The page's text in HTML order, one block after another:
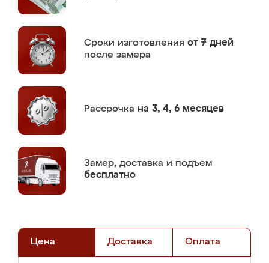
Сроки изготовления от 7 дней
после замера
Рассрочка на 3, 4, 6 месяцев
Замер, доставка и подъем
бесплатно
Цена Доставка Оплата